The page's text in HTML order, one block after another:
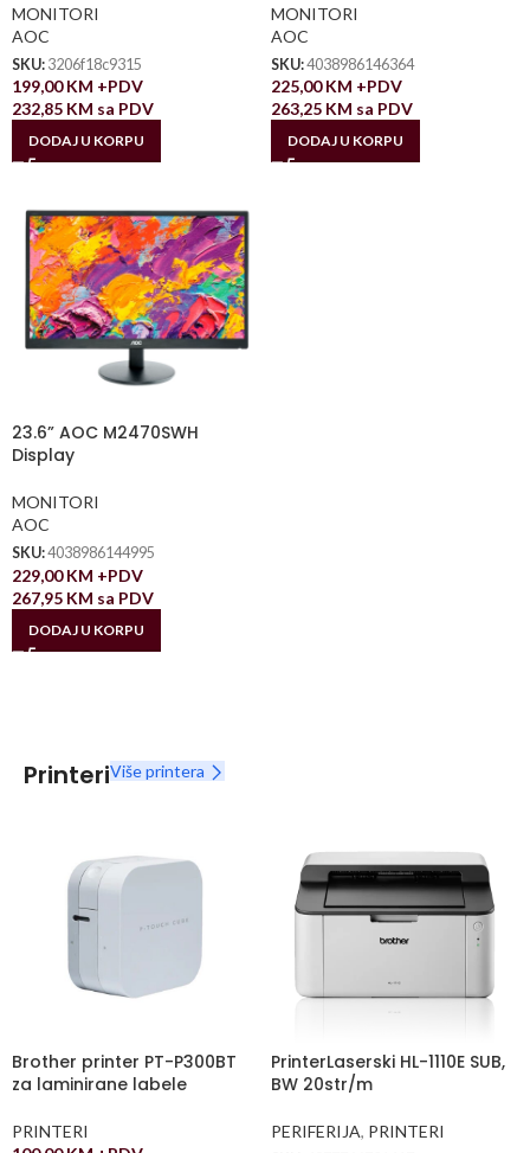
MONITORI
AOC
SKU: 3206f18c9315
199,00KM +PDV
232,85 KM sa PDV
DODAJ U KORPU
MONITORI
AOC
SKU:4038986146364
225,00KM +PDV
263,25 KM sa PDV
DODAJ U KORPU
23.6” AOC M2470SWH
Display
MONITORI
AOC
SKU:4038986144995
229,00KM +PDV
267,95 KM sa PDV
DODAJ U KORPU
PrinteriViše printera
Brother printer PT-P300BT
za laminirane labele
PRINTERI
PrinterLaserski HL-1110E SUB,
BW 20str/m
PERIFERIJA, PRINTERI